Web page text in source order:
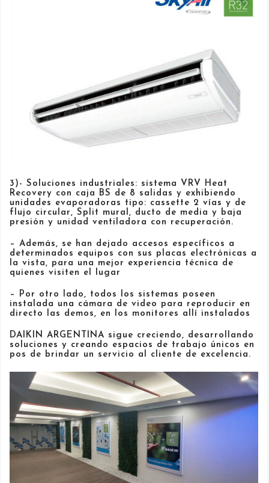
3)- Soluciones industriales: sistema VRV Heat
Recovery con caja BS de 8 salidas y exhibiendo
unidades evaporadoras tipo: cassette 2 vías y de
flujo circular, Split mural, ducto de media y baja
presión y unidad ventiladora con recuperación.
– Además, se han dejado accesos específicos a
determinados equipos con sus placas electrónicas a
la vista, para una mejor experiencia técnica de
quienes visiten el lugar
– Por otro lado, todos los sistemas poseen
instalada una cámara de video para reproducir en
directo las demos, en los monitores allí instalados
DAIKIN ARGENTINA sigue creciendo, desarrollando
soluciones y creando espacios de trabajo únicos en
pos de brindar un servicio al cliente de excelencia.